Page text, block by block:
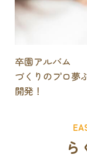
卒園アルバム
づくりのプロ夢
開発！
ら